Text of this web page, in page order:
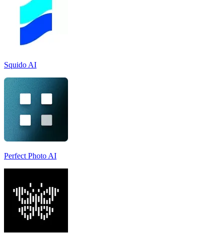
Squido AI
Perfect Photo AI